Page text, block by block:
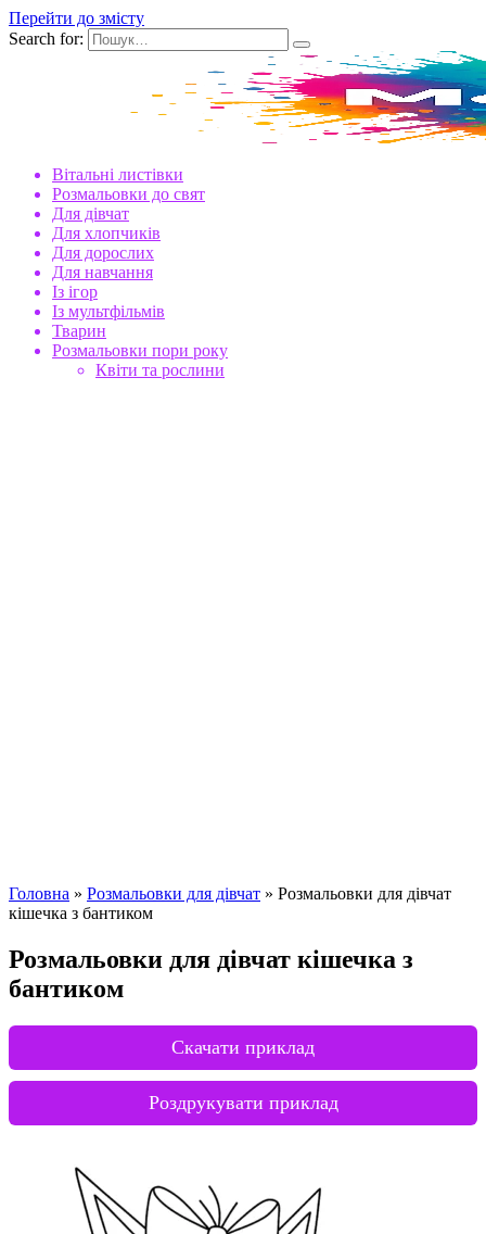
Перейти до змісту
Search for:
Вітальні листівки
Розмальовки до свят
Для дівчат
Для хлопчиків
Для дорослих
Для навчання
Із ігор
Із мультфільмів
Тварин
Розмальовки пори року
Квіти та рослини
Головна » Розмальовки для дівчат » Розмальовки для дівчат
кішечка з бантиком
Розмальовки для дівчат кішечка з
бантиком
Скачати приклад
Роздрукувати приклад